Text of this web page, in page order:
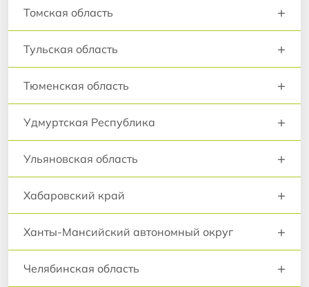
Томская область +
Тульская область +
Тюменская область +
Удмуртская Республика +
Ульяновская область +
Хабаровский край +
Ханты-Мансийский автономный округ +
Челябинская область +